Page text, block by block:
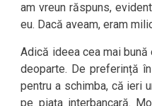
am vreun răspuns,
eu. Dacă aveam, eram
Adică ideea cea mai
deoparte. De preferință
pentru a schimba, că ieri
pe piața interbancară.